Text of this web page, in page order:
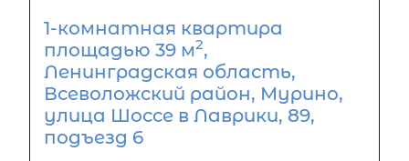
1-комнатная квартира
площадью 39 м2,
Ленинградская область,
Всеволожский район, Мурино,
улица Шоссе в Лаврики, 89,
подъезд 6